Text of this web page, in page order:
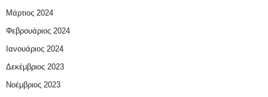
Μάρτιος 2024
Φεβρουάριος 2024
Ιανουάριος 2024
Δεκέμβριος 2023
Νοέμβριος 2023